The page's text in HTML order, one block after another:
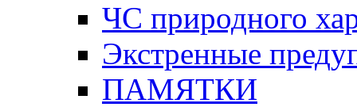
ЧС природного
Экстренные
ПАМЯТКИ